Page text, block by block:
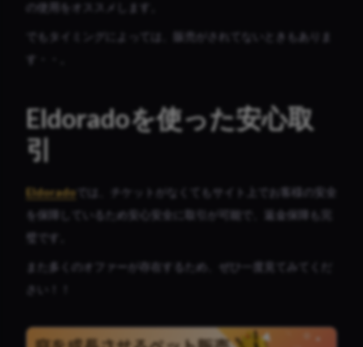
の使用をオススメします。
でもタイミングによっては、販売がされてないときもありま
す・・。
Eldoradoを使った安心取
引
Eldorado では、チケットがなくてもサイト上でお客様の安全
を保障しているため安心安全に取引が可能で、返金保障も完
璧です。
また多くのオファーが存在するため、ぜひ一度見てみてくだ
さい！！